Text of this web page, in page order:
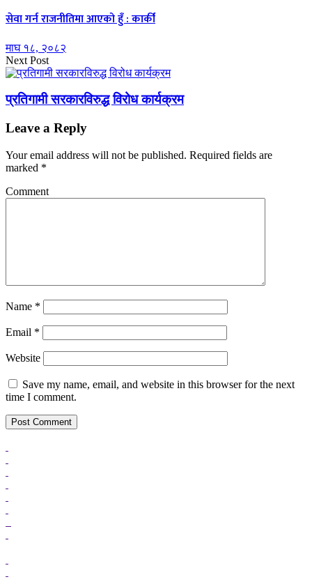
सेवा गर्न राजनीतिमा आएको हुँ : कार्की
माघ १८, २०८२
Next Post
प्रतिगामी सरकारविरुद्ध विरोध कार्यक्रम
Leave a Reply
Your email address will not be published. Required fields are
marked *
Comment
Name *
Email *
Website
Save my name, email, and website in this browser for the next
time I comment.